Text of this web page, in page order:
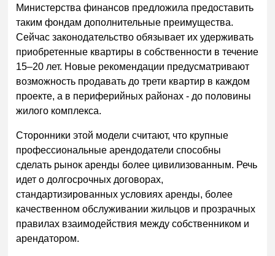
Министерства финансов предложила предоставить
таким фондам дополнительные преимущества.
Сейчас законодательство обязывает их удерживать
приобретенные квартиры в собственности в течение
15–20 лет. Новые рекомендации предусматривают
возможность продавать до трети квартир в каждом
проекте, а в периферийных районах - до половины
жилого комплекса.
Сторонники этой модели считают, что крупные
профессиональные арендодатели способны
сделать рынок аренды более цивилизованным. Речь
идет о долгосрочных договорах,
стандартизированных условиях аренды, более
качественном обслуживании жильцов и прозрачных
правилах взаимодействия между собственником и
арендатором.